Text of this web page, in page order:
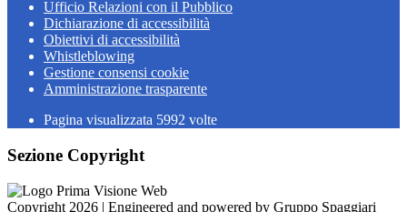
Ufficio Relazioni con il Pubblico
Dichiarazione di accessibilità
Obiettivi di accessibilità
Whistleblowing
Gestione consensi cookie
Amministrazione trasparente
Pagina visualizzata 5992 volte
Sezione Copyright
Copyright 2026 | Engineered and powered by Gruppo Spaggiari